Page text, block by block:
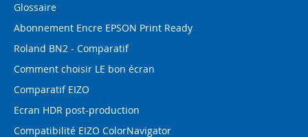
Glossaire
Abonnement Encre EPSON Print Ready
Roland BN2 - Comparatif
Comment choisir LE bon écran
Comparatif EIZO
Ecran HDR post-production
Compatibilité EIZO ColorNavigator